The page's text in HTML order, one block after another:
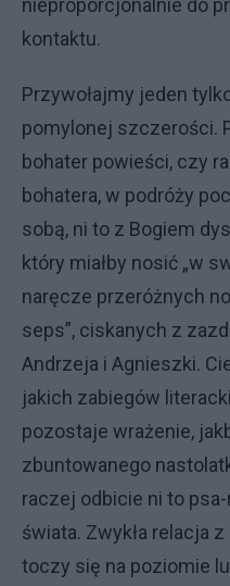
kontaktu.
Przywołajmy jeden
pomylonej szczerości.
bohater powieści, czy
bohatera, w podróży
sobą, ni to z Bogiem
który miałby nosić „w
naręcze przeróżnych
seps”, ciskanych z
Andrzeja i Agnieszki.
jakich zabiegów
pozostaje wrażenie,
zbuntowanego
raczej odbicie ni to
świata. Zwykła relacja
toczy się na poziomie